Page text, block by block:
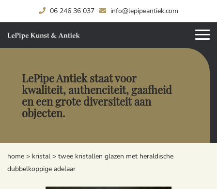
06 246 36 037 info@lepipeantiek.com
LePipe Antiek staat voor
kwaliteit, authenciteit, gaafheid
en een grote diversiteit aan
objecten.
home > kristal > twee kristallen glazen met heraldische
dubbelkoppige adelaar